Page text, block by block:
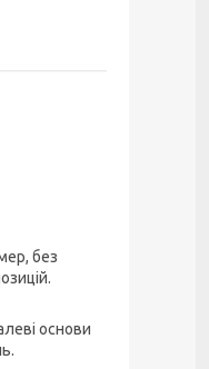
без
основи